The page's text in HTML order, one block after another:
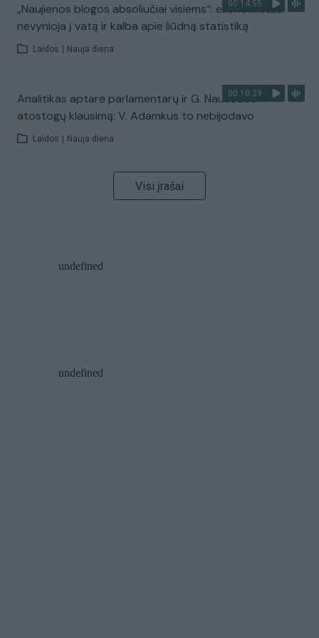
00:14:55
„Naujienos blogos absoliučiai visiems“: ekonomistas
nevynioja į vatą ir kalba apie liūdną statistiką
Laidos Nauja diena
00:10:29
Analitikas aptarė parlamentarų ir G. Nausėdos
atostogų klausimą: V. Adamkus to nebijodavo
Laidos Nauja diena
Visi įrašai